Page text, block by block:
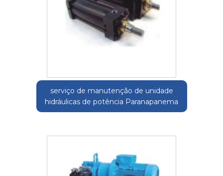
serviço de manutenção de unidade
hidráulicas de potência Paranapanema